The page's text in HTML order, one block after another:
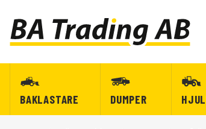
BAKLASTARE DUMPER